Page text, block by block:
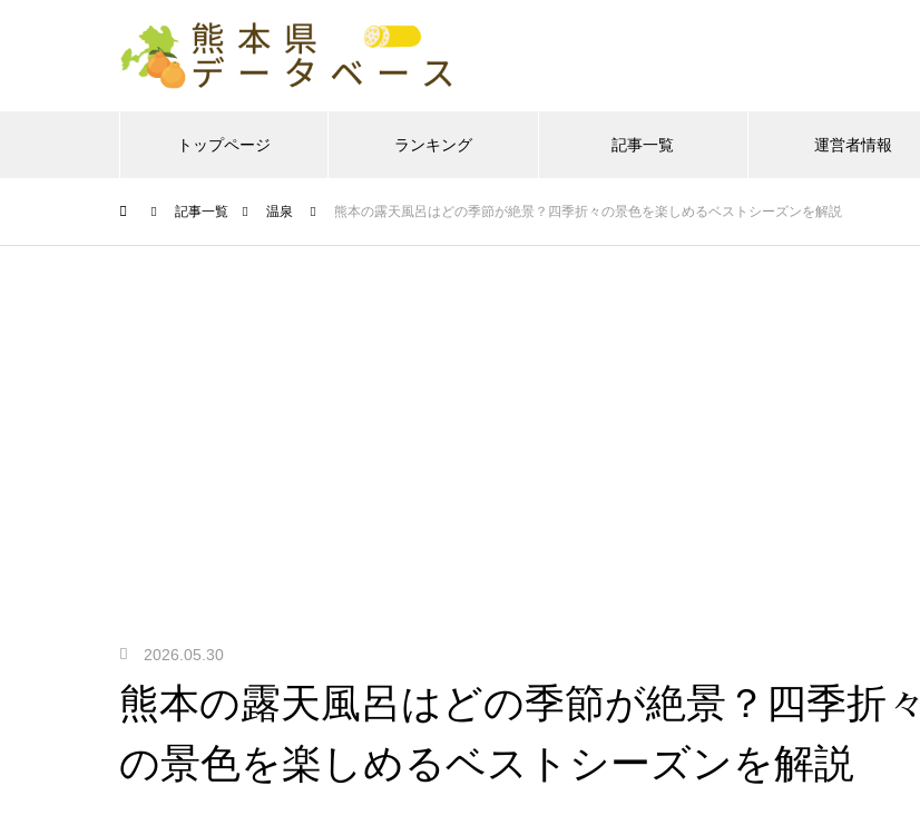
トップページ ランキング 記事一覧 運営者情報
記事一覧 温泉 熊本の露天風呂はどの季節が絶景？四季折々の景色を楽しめるベストシーズンを解説
2026.05.30
熊本の露天風呂はどの季節が絶景？四季折々
の景色を楽しめるベストシーズンを解説